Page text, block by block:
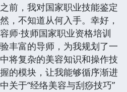
前，我对国家职业技能鉴定
，不知道从何入手。幸好，
师·技师国家职业资格培训
丰富的导师，为我规划了一
将复杂的美容知识和操作技
的模块，让我能够循序渐进
关于“经络美容与刮痧技巧”